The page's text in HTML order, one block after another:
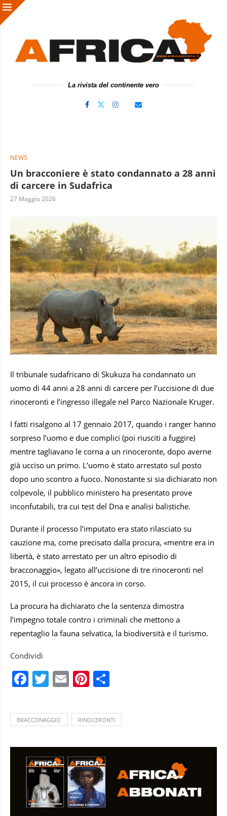
La rivista del continente vero
NEWS
Un bracconiere è stato condannato a 28 anni
di carcere in Sudafrica
27 Maggio 2026
Il tribunale sudafricano di Skukuza ha condannato un
uomo di 44 anni a 28 anni di carcere per l’uccisione di due
rinoceronti e l’ingresso illegale nel Parco Nazionale Kruger.
I fatti risalgono al 17 gennaio 2017, quando i ranger hanno
sorpreso l’uomo e due complici (poi riusciti a fuggire)
mentre tagliavano le corna a un rinoceronte, dopo averne
già ucciso un primo. L’uomo è stato arrestato sul posto
dopo uno scontro a fuoco. Nonostante si sia dichiarato non
colpevole, il pubblico ministero ha presentato prove
inconfutabili, tra cui test del Dna e analisi balistiche.
Durante il processo l’imputato era stato rilasciato su
cauzione ma, come precisato dalla procura, «mentre era in
libertà, è stato arrestato per un altro episodio di
bracconaggio», legato all’uccisione di tre rinoceronti nel
2015, il cui processo è ancora in corso.
La procura ha dichiarato che la sentenza dimostra
l’impegno totale contro i criminali che mettono a
repentaglio la fauna selvatica, la biodiversità e il turismo.
Condividi
Facebook
Twitter
EmailPinterest
BRACCONAGGIO RINOCERONTI